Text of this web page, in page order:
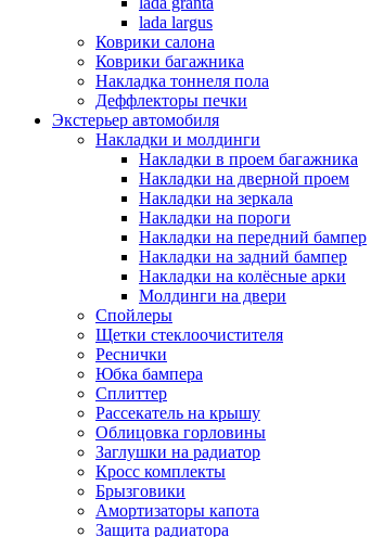
lada largus
Коврики салона
Коврики багажника
Накладка тоннеля пола
Деффлекторы печки
Экстерьер автомобиля
Накладки и молдинги
Накладки в проем багажника
Накладки на дверной проем
Накладки на зеркала
Накладки на пороги
Накладки на передний бампер
Накладки на задний бампер
Накладки на колёсные арки
Молдинги на двери
Спойлеры
Щетки стеклоочистителя
Реснички
Юбка бампера
Сплиттер
Рассекатель на крышу
Облицовка горловины
Заглушки на радиатор
Кросс комплекты
Брызговики
Амортизаторы капота
Защита радиатора